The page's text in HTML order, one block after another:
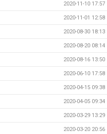
2020-11-10 17:57
2020-11-01 12:58
2020-08-30 18:13
2020-08-20 08:14
2020-08-16 13:50
2020-06-10 17:58
2020-04-15 09:38
2020-04-05 09:34
2020-03-29 13:29
2020-03-20 20:56